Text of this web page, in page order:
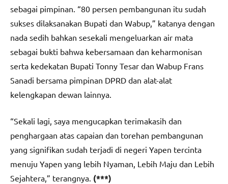
sebagai pimpinan. “80 persen pembangunan itu sudah
sukses dilaksanakan Bupati dan Wabup,” katanya dengan
nada sedih bahkan sesekali mengeluarkan air mata
sebagai bukti bahwa kebersamaan dan keharmonisan
serta kedekatan Bupati Tonny Tesar dan Wabup Frans
Sanadi bersama pimpinan DPRD dan alat-alat
kelengkapan dewan lainnya.
“Sekali lagi, saya mengucapkan terimakasih dan
penghargaan atas capaian dan torehan pembangunan
yang signifikan sudah terjadi di negeri Yapen tercinta
menuju Yapen yang lebih Nyaman, Lebih Maju dan Lebih
Sejahtera,” terangnya. (***)